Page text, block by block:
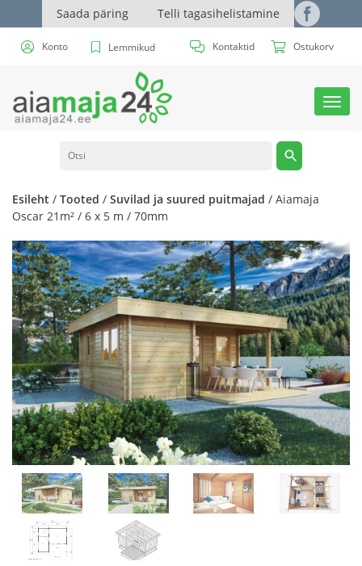
Saada päring Telli tagasihelistamine
Konto Lemmikud Kontaktid Ostukorv
Esileht / Tooted / Suvilad ja suured puitmajad / Aiamaja
Oscar 21m² / 6 x 5 m / 70mm